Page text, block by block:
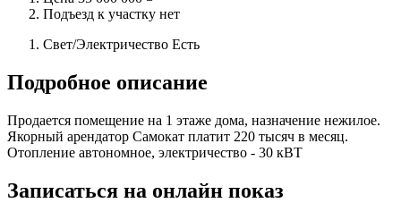
Подъезд к участку нет
Свет/Электричество Есть
Подробное описание
Продается помещение на 1 этаже дома, назначение нежилое.
Якорный арендатор Самокат платит 220 тысяч в месяц.
Отопление автономное, электричество - 30 кВТ
Записаться на онлайн показ